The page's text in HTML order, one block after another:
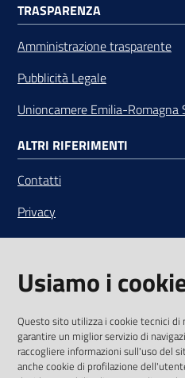
TRASPARENZA
Amministrazione trasparente
Pubblicità Legale
Unioncamere Emilia-Romagna
ALTRI RIFERIMENTI
Contatti
Privacy
Note legali
Media Policy
SEGUICI SU
Usiamo i
Questo sito utilizza i cookie tecnici di
garantire un miglior servizio di
raccogliere informazioni sull'uso del
anche cookie di profilazione